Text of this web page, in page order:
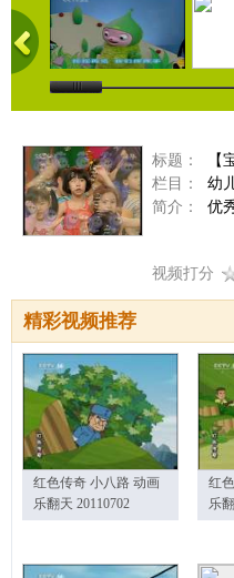
标题：
【
栏目：
幼
简介：
优
视频打分
精彩视频推荐
红色传奇 小八路 动画
乐翻天 20110702
红
乐